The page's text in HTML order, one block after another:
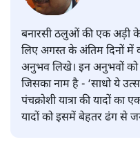
बनारसी ठलुओं की एक अड़ी
लिए अगस्त के अंतिम दिनों में
अनुभव लिखे। इन अनुभवों को
जिसका नाम है - ‘साधो ये
पंचक्रोशी यात्रा की यादों
यादों को इसमें बेहतर ढंग से